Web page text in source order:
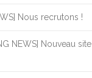
Nous recrutons !
NEWS] Nouveau site